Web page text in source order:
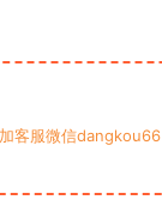
客服微信